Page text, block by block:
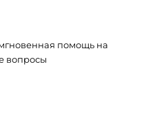
помощь на
вопросы